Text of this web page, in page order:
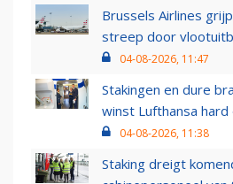
Brussels Airlines
streep door
04-08-2026, 11:47
Stakingen en dure
winst Lufthansa hard
04-08-2026, 11:38
Staking dreigt